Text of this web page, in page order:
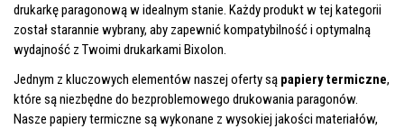
drukarkę paragonową w idealnym stanie. Każdy produkt w tej kategorii
został starannie wybrany, aby zapewnić kompatybilność i optymalną
wydajność z Twoimi drukarkami Bixolon.
Jednym z kluczowych elementów naszej oferty są papiery termiczne,
które są niezbędne do bezproblemowego drukowania paragonów.
Nasze papiery termiczne są wykonane z wysokiej jakości materiałów,